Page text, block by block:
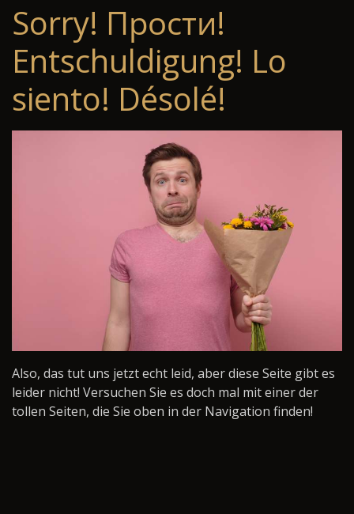
Sorry! Прости!
Entschuldigung! Lo
siento! Désolé!
Also, das tut uns jetzt echt leid, aber diese Seite gibt es
leider nicht! Versuchen Sie es doch mal mit einer der
tollen Seiten, die Sie oben in der Navigation finden!